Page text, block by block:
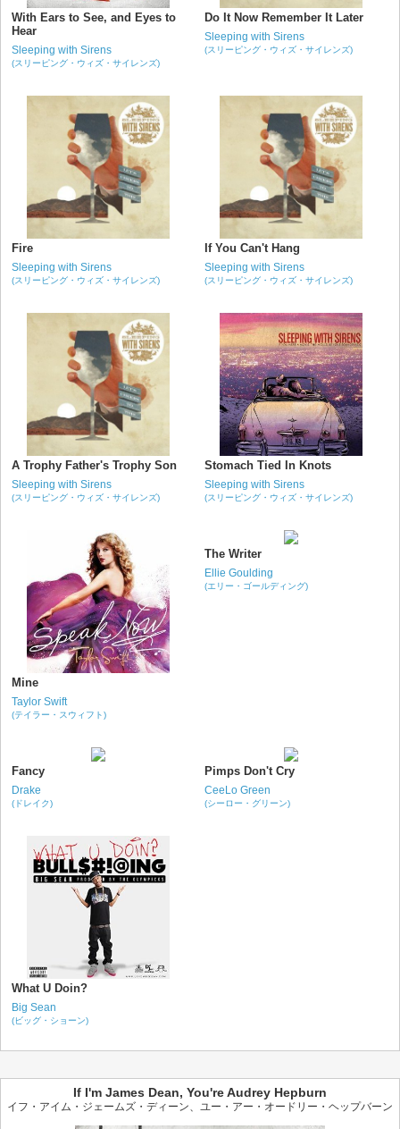
With Ears to See, and Eyes to
Hear
Sleeping with Sirens
(スリーピング・ウィズ・サイレンズ)
Do It Now Remember It Later
Sleeping with Sirens
(スリーピング・ウィズ・サイレンズ)
Fire
Sleeping with Sirens
(スリーピング・ウィズ・サイレンズ)
If You Can't Hang
Sleeping with Sirens
(スリーピング・ウィズ・サイレンズ)
A Trophy Father's Trophy Son
Sleeping with Sirens
(スリーピング・ウィズ・サイレンズ)
Stomach Tied In Knots
Sleeping with Sirens
(スリーピング・ウィズ・サイレンズ)
Mine
Taylor Swift
(テイラー・スウィフト)
The Writer
Ellie Goulding
(エリー・ゴールディング)
Fancy
Drake
(ドレイク)
Pimps Don't Cry
CeeLo Green
(シーロー・グリーン)
What U Doin?
Big Sean
(ビッグ・ショーン)
If I'm James Dean, You're Audrey Hepburn
イフ・アイム・ジェームズ・ディーン、ユー・アー・オードリー・ヘップバーン